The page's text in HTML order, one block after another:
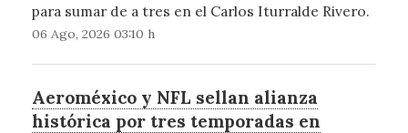
para sumar de a tres en el Carlos Iturralde Rivero.
06 Ago, 2026 03:10 h
Aeroméxico y NFL sellan alianza
histórica por tres temporadas en